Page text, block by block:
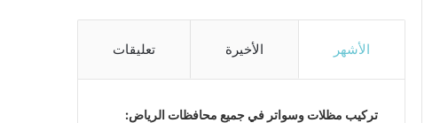
الأشهر الأخيرة تعليقات
تركيب مظلات وسواتر في جميع محافظات الرياض: